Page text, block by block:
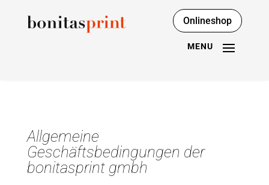
Onlineshop
Allgemeine
Geschäftsbedingungen der
bonitasprint gmbh